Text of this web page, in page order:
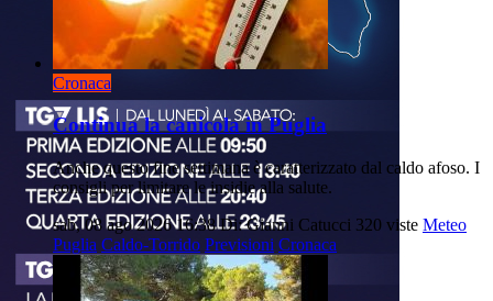
Cronaca
Continua la canicola in Puglia
Anche questo fine settimana è caratterizzato dal caldo afoso. I
consigli per limitare le insidie alla salute.
sab, 08 ago 2026 16:38 Di: Gianni Catucci 320 viste Meteo
Puglia Caldo-Torrido Previsioni Cronaca